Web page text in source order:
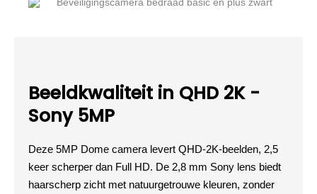
Beeldkwaliteit in QHD 2K -
Sony 5MP
Deze 5MP Dome camera levert QHD-2K-beelden, 2,5
keer scherper dan Full HD. De 2,8 mm Sony lens biedt
haarscherp zicht met natuurgetrouwe kleuren, zonder